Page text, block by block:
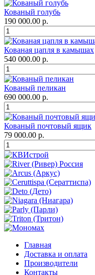
Кованый голубь
190 000.00 р.
Кованая цапля в камышах
540 000.00 р.
Кованый пеликан
690 000.00 р.
Кованый почтовый ящик
79 000.00 р.
Главная
Доставка и оплата
Производители
Контакты